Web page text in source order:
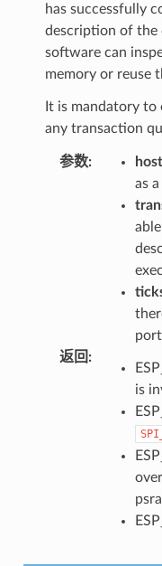
has successfully
description of the
software can
memory or reuse
It is mandatory
any transaction
参数: host
as
返回 :
is